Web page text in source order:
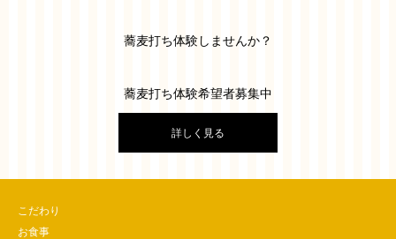
蕎麦打ち体験しませんか？
蕎麦打ち体験希望者募集中
詳しく見る
こだわり
お食事